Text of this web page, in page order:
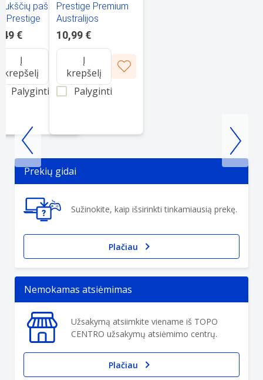
pašaras
Prestige
Canaries
€
Į
krepšelį
Palyginti
Prestige Premium
Australijos
papūgėlių lesalas, 1
10,99 €
Į
krepšelį
Palyginti
Item
Prekių gidai
Sužinokite, kaip išsirinkti tinkamiausią prekę.
Plačiau
Nemokamas atsiėmimas
Užsakymą atsiimkite viename iš TOPO
CENTRO užsakymų atsiėmimo centrų.
Plačiau